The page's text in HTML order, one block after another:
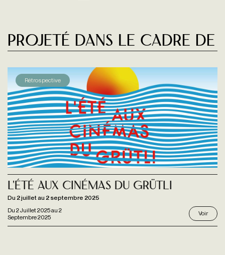
Projeté dans le cadre de
Rétrospective
Du 2 Juillet 2025au 2
Septembre 2025
L'Été aux Cinémas du Grütli
Du 2 juillet au 2 septembre 2025
Voir